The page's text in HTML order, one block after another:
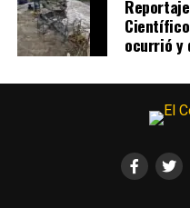
ocurrió y